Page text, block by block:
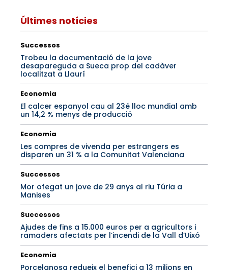
Últimes notícies
Successos
Trobeu la documentació de la jove
desapareguda a Sueca prop del cadàver
localitzat a Llaurí
Economia
El calcer espanyol cau al 23é lloc mundial amb
un 14,2 % menys de producció
Economia
Les compres de vivenda per estrangers es
disparen un 31 % a la Comunitat Valenciana
Successos
Mor ofegat un jove de 29 anys al riu Túria a
Manises
Successos
Ajudes de fins a 15.000 euros per a agricultors i
ramaders afectats per l’incendi de la Vall d’Uixó
Economia
Porcelanosa redueix el benefici a 13 milions en